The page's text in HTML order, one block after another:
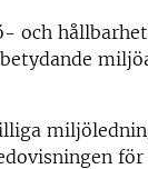
och